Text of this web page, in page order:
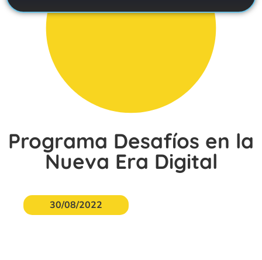
Programa Desafíos en la
Nueva Era Digital
30/08/2022